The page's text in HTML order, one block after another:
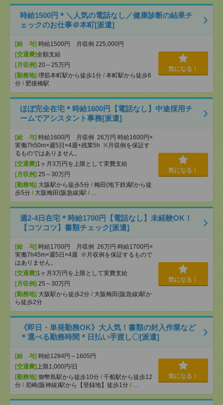
時給1500円＊＼人気の電話なし／健康診断の結果チ
ェックのお仕事＠本町[派遣]
[給 与] 時給1500円 月収例 225,000円
[交通費]全額支給
[月収例] 20～25万円
[勤務地] 堺筋本町駅から徒歩1分 / 本町駅から徒歩6
分 / 肥後橋駅
気になる！
ほぼ完全在宅＊時給1600円【電話なし】中途採用チ
ームでアシスタント事務[派遣]
[給 与] 時給1600円 月収例 26万円 時給1600円×
実働7h50m×週5日×4週+残業5h ※月収例を保証す
るものではありません。
[交通費] 1ヶ月3万円を上限として実費支給
[月収例] 25～30万円
[勤務地] 大阪駅から徒歩5分 / 梅田(地下鉄)駅から徒
歩5分 / 大阪梅田(阪急線)駅 / …
気になる！
週2-4日在宅＊時給1700円【電話なし】未経験OK！
【コツコツ】書類チェック[派遣]
[給 与] 時給1700円 月収例 26万円 時給1700円×
実働7h45m×週5日×4週 ※月収例を保証するもので
はありません。
[交通費] 1ヶ月3万円を上限として実費支給
[月収例] 25～30万円
[勤務地] 大阪駅から徒歩2分 / 大阪梅田(阪急線)駅か
ら徒歩2分
気になる！
《即日・単発勤務OK》大人気！書類の封入作業など
＊選べる勤務時間＊日払い手渡し〇[派遣]
[給 与] 時給1284円～1605円
[交通費] 上限1,000円/日
[勤務地] 御幣島駅から徒歩10分 / 千船駅から徒歩12
分 / 尼崎(阪神線)駅から【登録地】徒歩1分 / …
気になる！